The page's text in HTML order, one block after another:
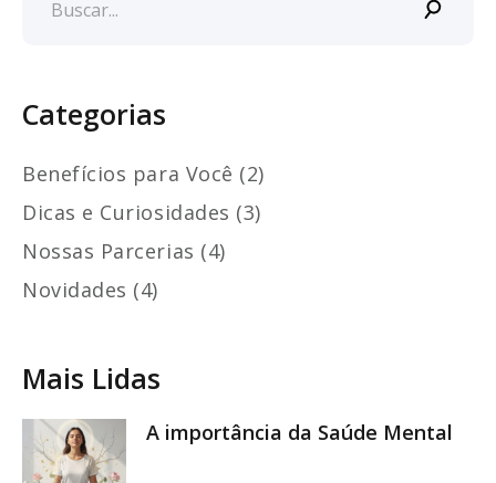
Categorias
Benefícios para Você (2)
Dicas e Curiosidades (3)
Nossas Parcerias (4)
Novidades (4)
Mais Lidas
A importância da Saúde Mental